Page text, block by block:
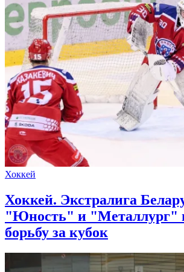
Хоккей
Хоккей. Экстралига
"Юность" и "Металлург"
борьбу за кубок